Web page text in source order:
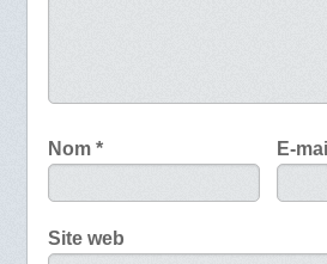
Nom * E-
Site web